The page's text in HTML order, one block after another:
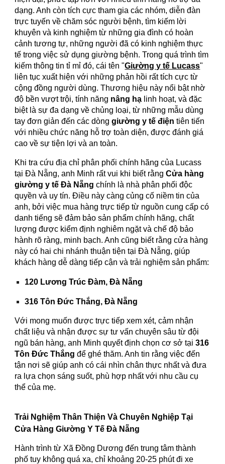
dạng. Anh còn tích cực tham gia các nhóm, diễn đàn
trực tuyến về chăm sóc người bệnh, tìm kiếm lời
khuyên và kinh nghiệm từ những gia đình có hoàn
cảnh tương tự, những người đã có kinh nghiệm thực
tế trong việc sử dụng giường bệnh. Trong quá trình tìm
kiếm thông tin tỉ mỉ đó, cái tên "Giường y tế Lucass"
liên tục xuất hiện với những phản hồi rất tích cực từ
cộng đồng người dùng. Thương hiệu này nổi bật nhờ
độ bền vượt trội, tính năng nâng hạ linh hoạt, và đặc
biệt là sự đa dạng về chủng loại, từ những mẫu dùng
tay đơn giản đến các dònggiường y tế điện tiên tiến
với nhiều chức năng hỗ trợ toàn diện, được đánh giá
cao về sự tiện lợi và an toàn.
Khi tra cứu địa chỉ phân phối chính hãng của Lucass
tại Đà Nẵng, anh Minh rất vui khi biết rằngCửa hàng
giường y tế Đà Nẵng chính là nhà phân phối độc
quyền và uy tín. Điều này càng củng cố niềm tin của
anh, bởi việc mua hàng trực tiếp từ nguồn cung cấp có
danh tiếng sẽ đảm bảo sản phẩm chính hãng, chất
lượng được kiểm định nghiêm ngặt và chế độ bảo
hành rõ ràng, minh bạch. Anh cũng biết rằng cửa hàng
này có hai chi nhánh thuận tiện tại Đà Nẵng, giúp
khách hàng dễ dàng tiếp cận và trải nghiệm sản phẩm:
120 Lương Trúc Đàm, Đà Nẵng
316 Tôn Đức Thắng, Đà Nẵng
Với mong muốn được trực tiếp xem xét, cảm nhận
chất liệu và nhận được sự tư vấn chuyên sâu từ đội
ngũ bán hàng, anh Minh quyết định chọn cơ sở tại316
Tôn Đức Thắng để ghé thăm. Anh tin rằng việc đến
tận nơi sẽ giúp anh có cái nhìn chân thực nhất và đưa
ra lựa chọn sáng suốt, phù hợp nhất với nhu cầu cụ
thể của mẹ.
Trải Nghiệm Thân Thiện Và Chuyên Nghiệp Tại
Cửa Hàng Giường Y Tế Đà Nẵng
Hành trình từ Xã Đồng Dương đến trung tâm thành
phố tuy không quá xa, chỉ khoảng 20-25 phút đi xe